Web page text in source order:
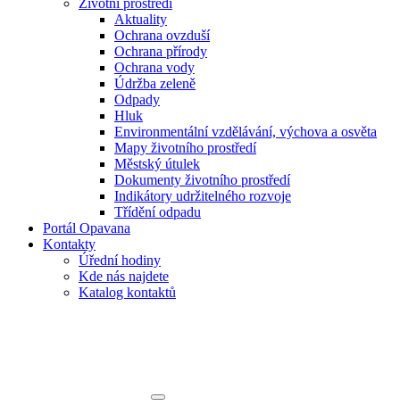
Životní prostředí
Aktuality
Ochrana ovzduší
Ochrana přírody
Ochrana vody
Údržba zeleně
Odpady
Hluk
Environmentální vzdělávání, výchova a osvěta
Mapy životního prostředí
Městský útulek
Dokumenty životního prostředí
Indikátory udržitelného rozvoje
Třídění odpadu
Portál Opavana
Kontakty
Úřední hodiny
Kde nás najdete
Katalog kontaktů